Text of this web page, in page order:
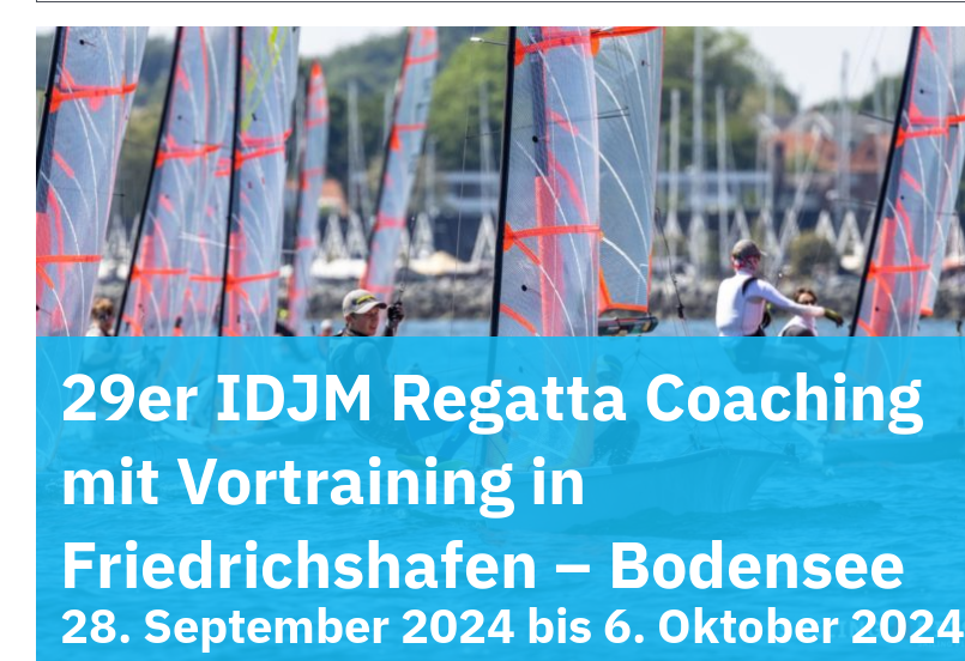
29er IDJM Regatta Coaching
mit Vortraining in
Friedrichshafen – Bodensee
28. September 2024 bis 6. Oktober 2024